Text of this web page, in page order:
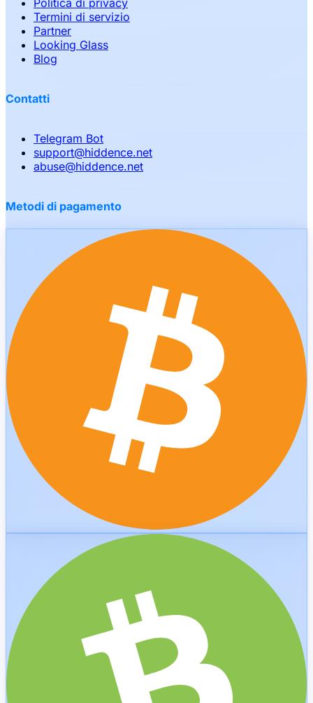
Termini di servizio
Partner
Looking Glass
Blog
Contatti
Telegram Bot
support@hiddence.net
abuse@hiddence.net
Metodi di pagamento